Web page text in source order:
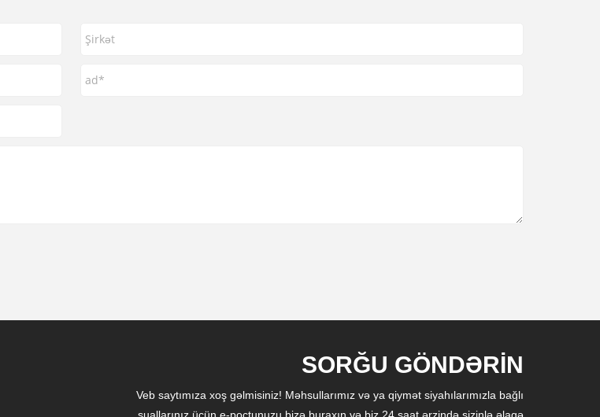
SORĞU GÖNDƏRIN
Veb saytımıza xoş gəlmisiniz! Məhsullarımız və ya qiymət siyahılarımızla bağlı
suallarınız üçün e-poçtunuzu bizə buraxın və biz 24 saat ərzində sizinlə əlaqə